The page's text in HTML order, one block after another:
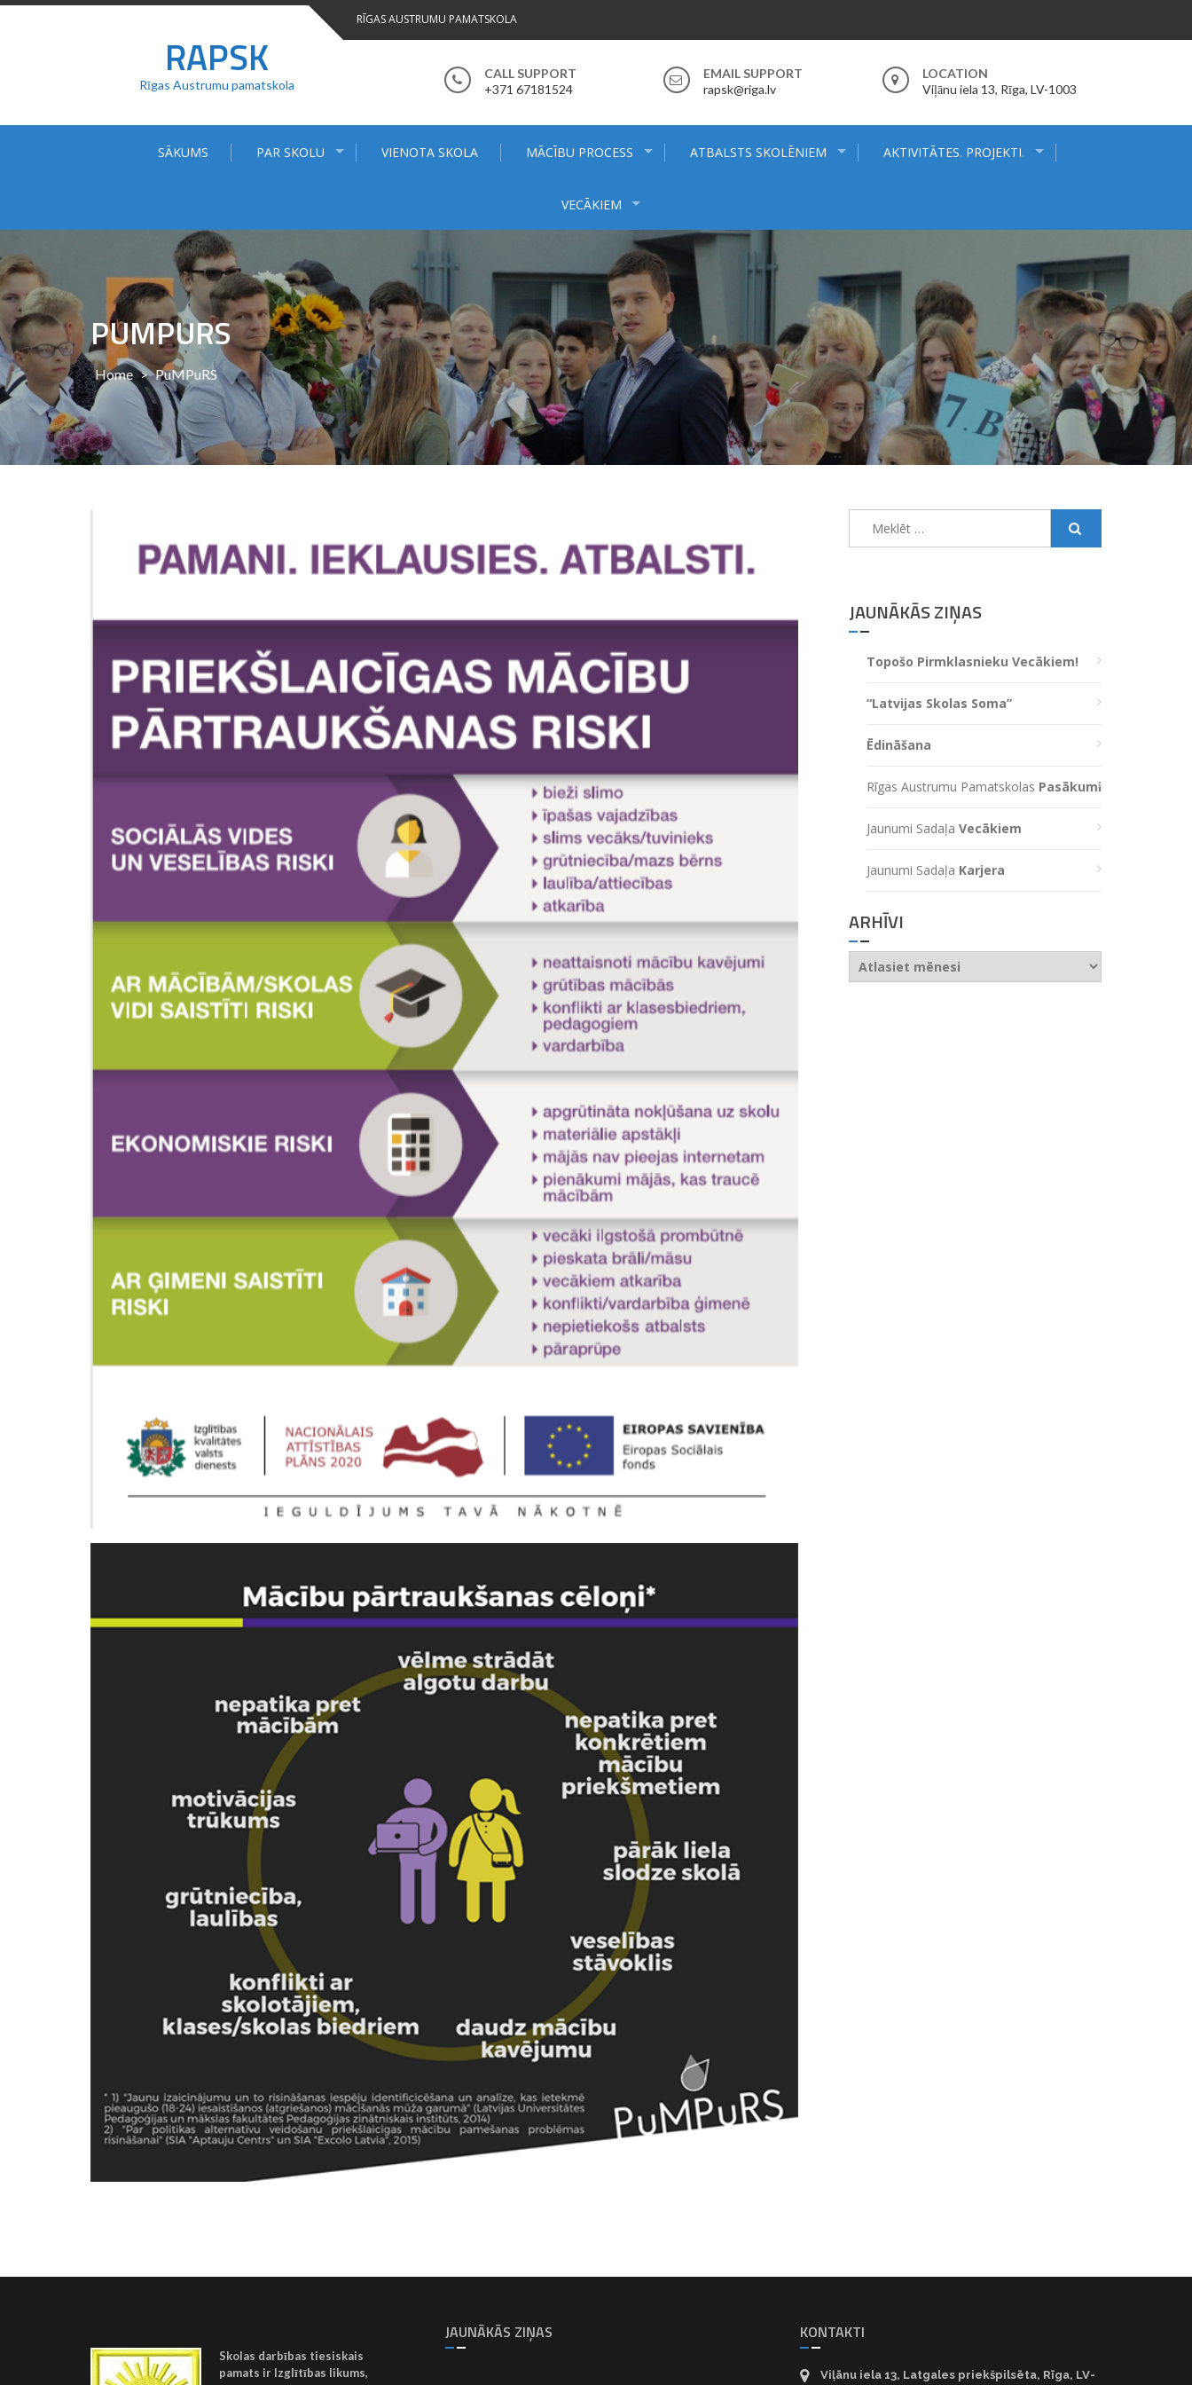
Skip
RĪGAS AUSTRUMU PAMATSKOLA
RAPSK
Rīgas Austrumu pamatskola
CALL SUPPORT
+371 67181524
EMAIL SUPPORT
rapsk@riga.lv
LOCATION
Viļānu iela 13, Rīga, LV-1003
SĀKUMS PAR SKOLU VIENOTA SKOLA MĀCĪBU PROCESS ATBALSTS SKOLĒNIEM AKTIVITĀTES. PROJEKTI.
VECĀKIEM
PUMPURS
Home > PuMPuRS
JAUNĀKĀS ZIŅAS
Topošo Pirmklasnieku Vecākiem!
“Latvijas Skolas Soma”
Ēdināšana
Rīgas Austrumu Pamatskolas Pasākumi
Jaunumi Sadaļa Vecākiem
Jaunumi Sadaļa Karjera
ARHĪVI
Arhīvi
Skolas darbības tiesiskais
pamats ir Izglītības likums,
JAUNĀKĀS ZIŅAS KONTAKTI
Viļānu iela 13, Latgales priekšpilsēta, Rīga, LV-